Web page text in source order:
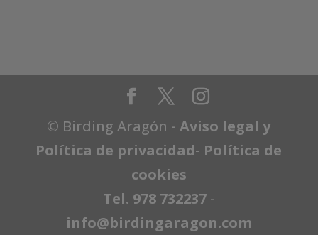
© Birding Aragón -Aviso legal y
Política de privacidad- Política de
cookies
Tel. 978 732237 -
info@birdingaragon.com